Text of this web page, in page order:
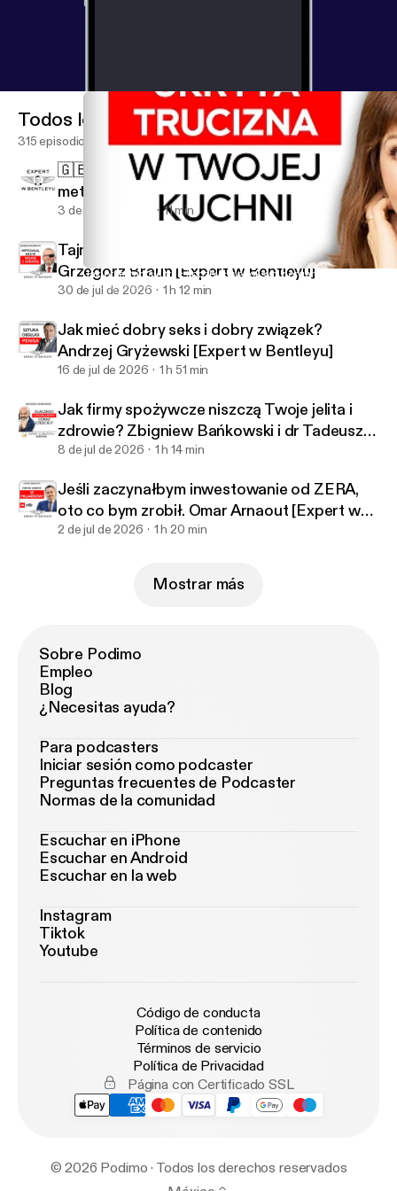
Jak przestać się truć i pozbyć się toksyn z organizmu? Natalia
Maciej Wieczorek - Expert w Bentleyu
Todos los episodios
315 episodios
🇬🇧🇪🇸 Dołącz do LIVE i poznaj najlepsze
metody nauki języków
3 de ago de 2026 11 min
Tajne elity knują przeciw Polsce! Co teraz?
Grzegorz Braun [Expert w Bentleyu]
30 de jul de 2026 1 h 12 min
Jak mieć dobry seks i dobry związek?
Andrzej Gryżewski [Expert w Bentleyu]
16 de jul de 2026 1 h 51 min
Jak firmy spożywcze niszczą Twoje jelita i
zdrowie? Zbigniew Bańkowski i dr Tadeusz
Oleszczuk
8 de jul de 2026 1 h 14 min
Jeśli zaczynałbym inwestowanie od ZERA,
oto co bym zrobił. Omar Arnaout [Expert w
Bentleyu]
2 de jul de 2026 1 h 20 min
Mostrar más
Sobre Podimo
Empleo
Blog
¿Necesitas ayuda?
Para podcasters
Iniciar sesión como podcaster
Preguntas frecuentes de Podcaster
Normas de la comunidad
Escuchar en iPhone
Escuchar en Android
Escuchar en la web
Instagram
Tiktok
Youtube
Código de conducta
Política de contenido
Términos de servicio
Política de Privacidad
Página con Certificado SSL
© 2026 Podimo · Todos los derechos reservados